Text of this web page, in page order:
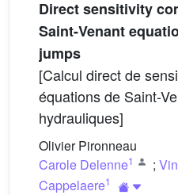
Direct sensitivity
Saint-Venant
jumps
[Calcul direct de
équations de Saint-
hydrauliques]
Olivier Pironneau
Carole Delenne1 ;
Cappelaere1